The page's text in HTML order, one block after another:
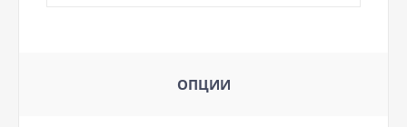
ОПЦИИ